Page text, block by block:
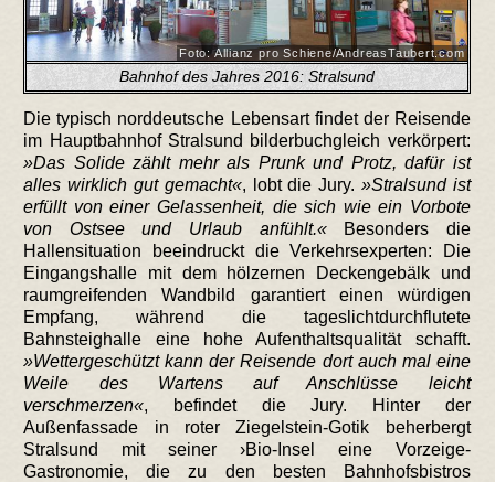
Foto: Allianz pro Schiene/AndreasTaubert.com
Bahnhof des Jahres 2016: Stralsund
Die typisch norddeutsche Lebensart findet der Reisende
im Hauptbahnhof Stralsund bilderbuchgleich verkörpert:
Das Solide zählt mehr als Prunk und Protz, dafür ist
alles wirklich gut gemacht , lobt die Jury.
Stralsund ist
erfüllt von einer Gelassenheit, die sich wie ein Vorbote
von Ostsee und Urlaub anfühlt. Besonders die
Hallensituation beeindruckt die Verkehrsexperten: Die
Eingangshalle mit dem hölzernen Deckengebälk und
raumgreifenden Wandbild garantiert einen würdigen
Empfang, während die tageslichtdurchflutete
Bahnsteighalle eine hohe Aufenthaltsqualität schafft.
Wettergeschützt kann der Reisende dort auch mal eine
Weile des Wartens auf Anschlüsse leicht
verschmerzen , befindet die Jury. Hinter der
Außenfassade in roter Ziegelstein-Gotik beherbergt
Stralsund mit seiner ›Bio-Insel eine Vorzeige-
Gastronomie, die zu den besten Bahnhofsbistros